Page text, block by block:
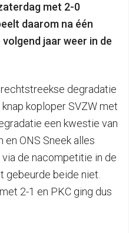
met 2-0
daarom na één
jaar weer in de
degradatie
koploper SVZW met
een kwestie van
ONS Sneek alles
de nacompetitie in de
gebeurde beide niet.
2-1 en PKC ging dus